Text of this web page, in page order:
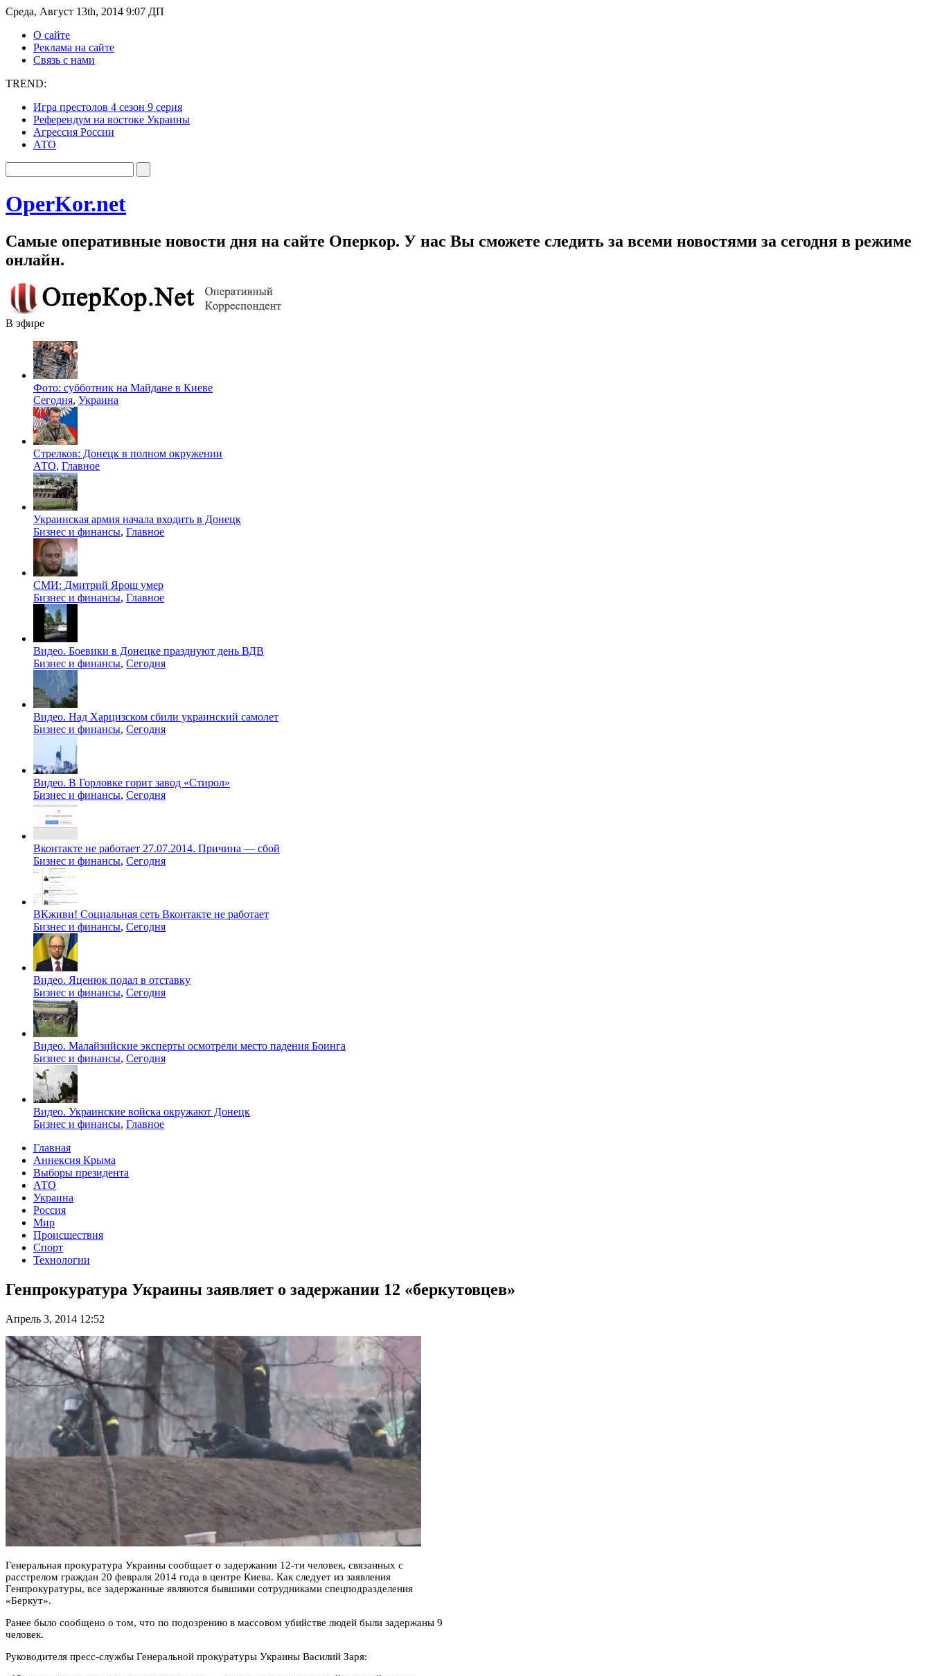
Среда, Август 13th, 2014 9:07 ДП
О сайте
Реклама на сайте
Связь с нами
TREND:
Игра престолов 4 сезон 9 серия
Референдум на востоке Украины
Агрессия России
АТО
OperKor.net
Самые оперативные новости дня на сайте Оперкор. У нас Вы сможете следить за всеми новостями за сегодня в режиме
онлайн.
В эфире
Фото: субботник на Майдане в Киеве
Сегодня, Украина
Стрелков: Донецк в полном окружении
АТО, Главное
Украинская армия начала входить в Донецк
Бизнес и финансы, Главное
СМИ: Дмитрий Ярош умер
Бизнес и финансы, Главное
Видео. Боевики в Донецке празднуют день ВДВ
Бизнес и финансы, Сегодня
Видео. Над Харцизском сбили украинский самолет
Бизнес и финансы, Сегодня
Видео. В Горловке горит завод «Стирол»
Бизнес и финансы, Сегодня
Вконтакте не работает 27.07.2014. Причина — сбой
Бизнес и финансы, Сегодня
ВКживи! Социальная сеть Вконтакте не работает
Бизнес и финансы, Сегодня
Видео. Яценюк подал в отставку
Бизнес и финансы, Сегодня
Видео. Малайзийские эксперты осмотрели место падения Боинга
Бизнес и финансы, Сегодня
Видео. Украинские войска окружают Донецк
Бизнес и финансы, Главное
Главная
Аннексия Крыма
Выборы президента
АТО
Украина
Россия
Мир
Происшествия
Спорт
Технологии
Генпрокуратура Украины заявляет о задержании 12 «беркутовцев»
Апрель 3, 2014 12:52
Генеральная прокуратура Украины сообщает о задержании 12-ти человек, связанных с
расстрелом граждан 20 февраля 2014 года в центре Киева. Как следует из заявления
Генпрокуратуры, все задержанные являются бывшими сотрудниками спецподразделения
«Беркут».
Ранее было сообщено о том, что по подозрению в массовом убийстве людей были задержаны 9
человек.
Руководителя пресс-службы Генеральной прокуратуры Украины Василий Заря: